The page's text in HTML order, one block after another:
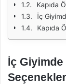
Kapıda
İç
Kapıda
İç Giyimde